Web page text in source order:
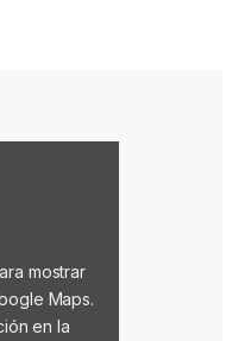
mostrar
Maps.
en la